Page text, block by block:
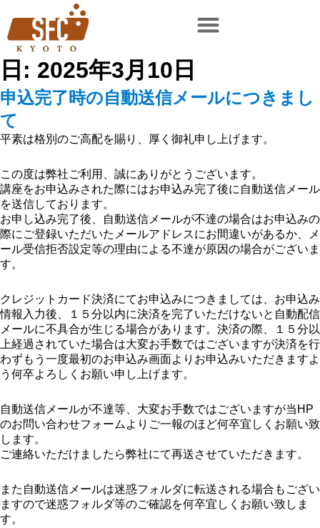
日: 2025年3月10日
申込完了時の自動送信メールにつきまし
て
平素は格別のご高配を賜り、厚く御礼申し上げます。
この度は弊社ご利用、誠にありがとうございます。
講座をお申込みされた際にはお申込み完了後に自動送信メール
を送信しております。
お申し込み完了後、自動送信メールが不達の場合はお申込みの
際にご登録いただいたメールアドレスにお間違いがあるか、メ
ール受信拒否設定等の理由による不達が原因の場合がございま
す。
クレジットカード決済にてお申込みにつきましては、お申込み
情報入力後、１５分以内に決済を完了いただけないと自動配信
メールに不具合が生じる場合があります。決済の際、１５分以
上経過されていた場合は大変お手数ではございますが決済を行
わずもう一度最初のお申込み画面よりお申込みいただきますよ
う何卒よろしくお願い申し上げます。
自動送信メールが不達等、大変お手数ではございますが当HP
のお問い合わせフォームよりご一報のほど何卒宜しくお願い致
します。
ご連絡いただけましたら弊社にて再送させていただきます。
また自動送信メールは迷惑フォルダに転送される場合もござい
ますので迷惑フォルダ等のご確認を何卒宜しくお願い致しま
す。